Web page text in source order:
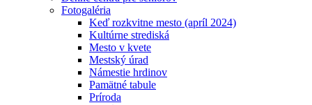
Fotogaléria
Keď rozkvitne mesto (apríl 2024)
Kultúrne strediská
Mesto v kvete
Mestský úrad
Námestie hrdinov
Pamätné tabule
Príroda